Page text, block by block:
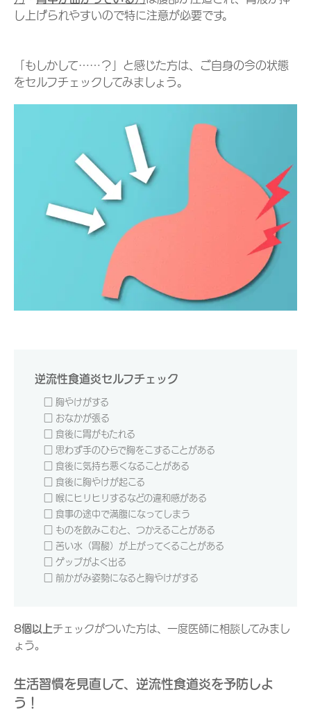
し上げられやすいので特に注意が必要です。
「もしかして……？」と感じた方は、ご自身の今の状態
をセルフチェックしてみましょう。
逆流性食道炎セルフチェック
□ 胸やけがする
□ おなかが張る
□ 食後に胃がもたれる
□ 思わず手のひらで胸をこすることがある
□ 食後に気持ち悪くなることがある
□ 食後に胸やけが起こる
□ 喉にヒリヒリするなどの違和感がある
□ 食事の途中で満腹になってしまう
□ ものを飲みこむと、つかえることがある
□ 苦い水（胃酸）が上がってくることがある
□ ゲップがよく出る
□ 前かがみ姿勢になると胸やけがする
8個 以上チェックがついた方は、一度医師に相談してみまし
ょう。
生活習慣を見直して、逆流性食道炎を予防しよ
う！